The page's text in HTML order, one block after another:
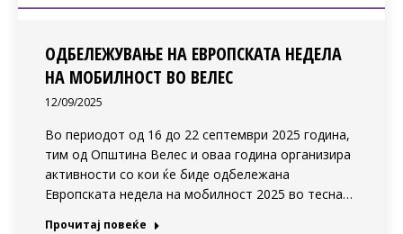
ОДБЕЛЕЖУВАЊЕ НА ЕВРОПСКАТА НЕДЕЛА
НА МОБИЛНОСТ ВО ВЕЛЕС
12/09/2025
Во периодот од 16 до 22 септември 2025 година,
тим од Општина Велес и оваа година организира
активности со кои ќе биде одбележана
Европската недела на мобилност 2025 во тесна…
Прочитај повеќе